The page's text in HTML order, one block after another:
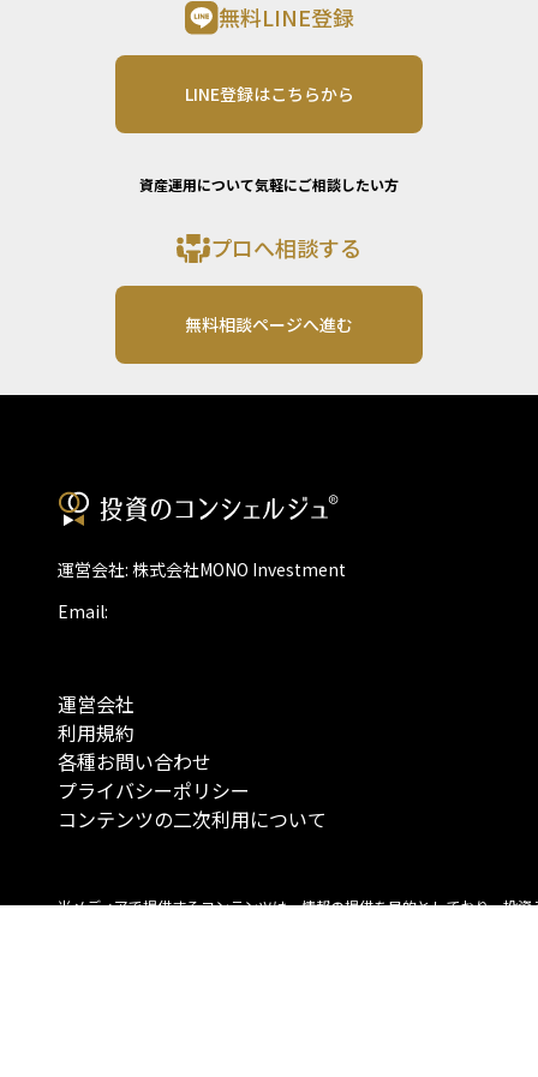
無料LINE登録
LINE登録はこちらから
資産運用について気軽にご相談したい方
プロへ相談する
無料相談ページへ進む
運営会社: 株式会社MONO Investment
Email:
運営会社
利用規約
各種お問い合わせ
プライバシーポリシー
コンテンツの二次利用について
当メディアで提供するコンテンツは、情報の提供を目的としており、投資